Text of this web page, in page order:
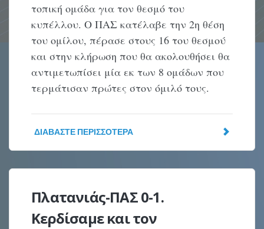
τοπική ομάδα για τον θεσμό του
κυπέλλου. Ο ΠΑΣ κατέλαβε την 2η θέση
του ομίλου, πέρασε στους 16 του θεσμού
και στην κλήρωση που θα ακολουθήσει θα
αντιμετωπίσει μία εκ των 8 ομάδων που
τερμάτισαν πρώτες στον όμιλό τους.
ΔΙΑΒΆΣΤΕ ΠΕΡΙΣΣΌΤΕΡΑ
Πλατανιάς-ΠΑΣ 0-1.
Κερδίσαμε και τον